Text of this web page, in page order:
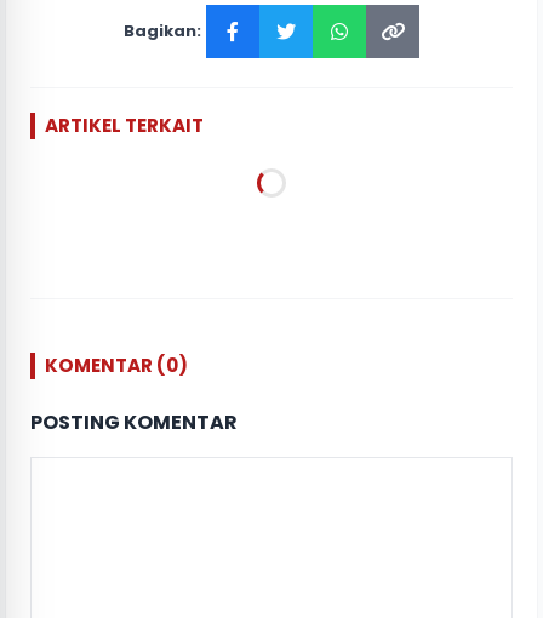
Bagikan:
ARTIKEL TERKAIT
KOMENTAR (0)
POSTING KOMENTAR